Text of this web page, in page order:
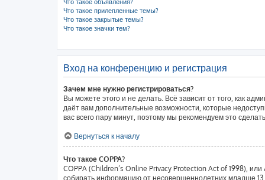
Что такое объявления?
Что такое прилепленные темы?
Что такое закрытые темы?
Что такое значки тем?
Вход на конференцию и регистрация
Зачем мне нужно регистрироваться?
Вы можете этого и не делать. Всё зависит от того, как
даёт вам дополнительные возможности, которые
вас всего пару минут, поэтому мы рекомендуем это
Вернуться к началу
Что такое COPPA?
COPPA (Children’s Online Privacy Protection Act of 1998),
собирать информацию от несовершеннолетних младше 13